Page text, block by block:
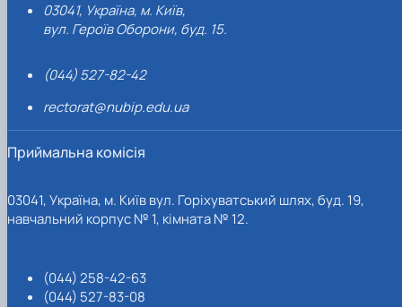
03041, Україна, м. Київ,
вул. Героїв Оборони, буд. 15.
(044) 527-82-42
rectorat@nubip.edu.ua
Приймальна комісія
03041, Україна, м. Київ вул. Горіхуватський шлях, буд. 19,
навчальний корпус № 1, кімната № 12.
(044) 258-42-63
(044) 527-83-08